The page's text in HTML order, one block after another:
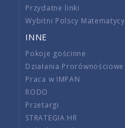
Przydatne linki
Wybitni Polscy Matematycy
INNE
Pokoje gościnne
Działania Prorównościowe
Praca w IMPAN
RODO
Przetargi
STRATEGIA HR